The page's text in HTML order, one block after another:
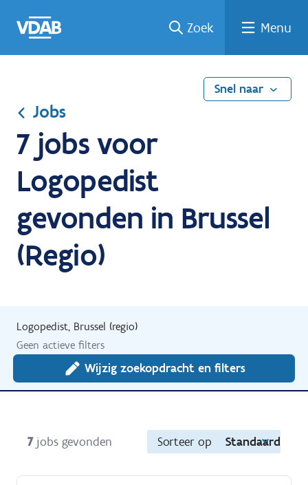
naar
een
een
job
naar
Zoek Menu
Snel naar
Jobs
7 jobs voor
Logopedist
gevonden in Brussel
(Regio)
Logopedist, Brussel (regio)
Geen actieve filters
Wijzig zoekopdracht en filters
7 jobs gevonden Sorteer op Standaard